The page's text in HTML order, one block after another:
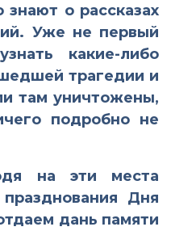
о рассказах
Уже не первый
какие-либо
трагедии и
там уничтожены,
подробно не
на эти места
Дня
дань памяти